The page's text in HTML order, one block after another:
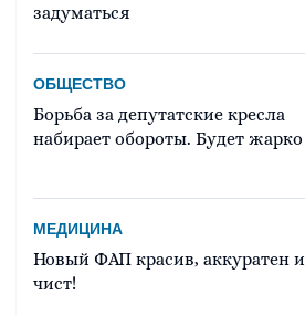
задуматься
ОБЩЕСТВО
Борьба за депутатские кресла
набирает обороты. Будет жарко
МЕДИЦИНА
Новый ФАП красив, аккуратен и
чист!